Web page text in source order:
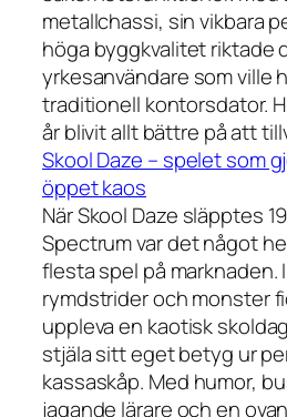
metallchassi, sin vikbara
höga byggkvalitet riktade
yrkesanvändare som ville
traditionell kontorsdator.
år blivit allt bättre på att
Skool Daze – spelet som
öppet kaos
När Skool Daze släpptes
Spectrum var det något
flesta spel på marknaden.
rymdstrider och monster
uppleva en kaotisk
stjäla sitt eget betyg ur
kassaskåp. Med humor,
jagande lärare och en